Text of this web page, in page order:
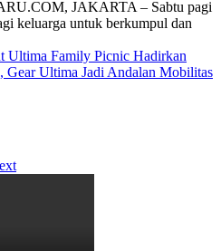
JAKARTA – Sabtu pagi
keluarga untuk berkumpul dan
Ultima Family Picnic Hadirkan
Gear Ultima Jadi Andalan Mobilitas